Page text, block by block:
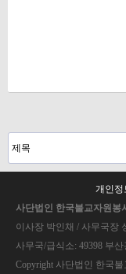
개인정
사단법인 한국불교자원봉
이사장 박인채 / 사무국장
사무국/급식소: 49398 부
Copyright 사단법인 한국